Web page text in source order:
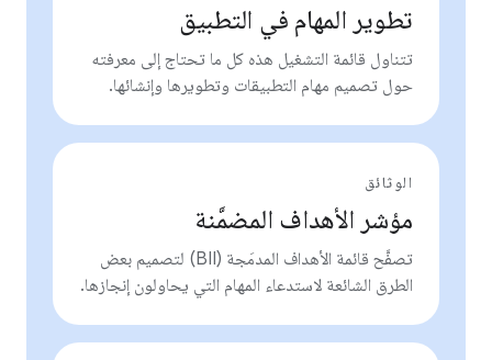
تطوير المهام في التطبيق
تتناول قائمة التشغيل هذه كل ما تحتاج إلى معرفته
حول تصميم مهام التطبيقات وتطويرها وإنشائها.
الوثائق
مؤشر الأهداف المضمَّنة
تصفَّح قائمة الأهداف المدمَجة (BII) لتصميم بعض
الطرق الشائعة لاستدعاء المهام التي يحاولون إنجازها.